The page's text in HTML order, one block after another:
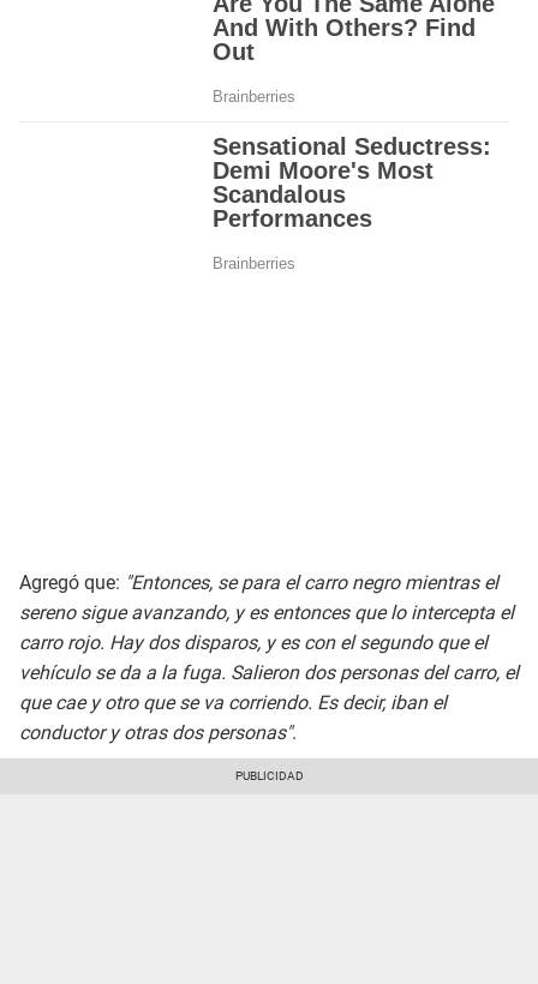
Agregó que: "Entonces, se para el carro negro mientras el
sereno sigue avanzando, y es entonces que lo intercepta el
carro rojo. Hay dos disparos, y es con el segundo que el
vehículo se da a la fuga. Salieron dos personas del carro, el
que cae y otro que se va corriendo. Es decir, iban el
conductor y otras dos personas".